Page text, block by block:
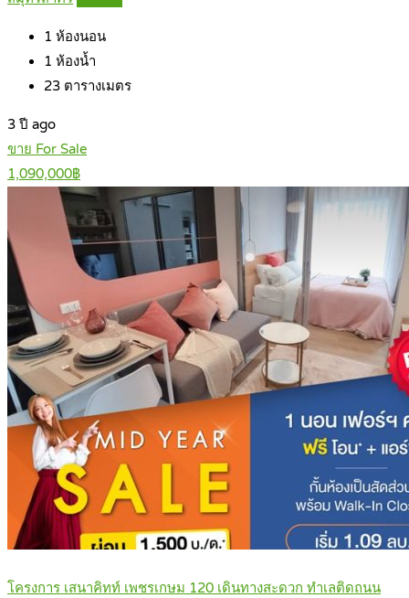
1 ห้องนอน
1 ห้องน้ำ
23 ตารางเมตร
3 ปี ago
ขาย For Sale
1,090,000฿
โครงการ เสนาคิทท์ เพชรเกษม 120 เดินทางสะดวก ทำเลติดถนน